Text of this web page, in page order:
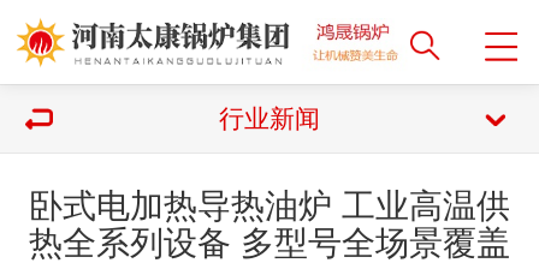
行业新闻
卧式电加热导热油炉 工业高温供
热全系列设备 多型号全场景覆盖